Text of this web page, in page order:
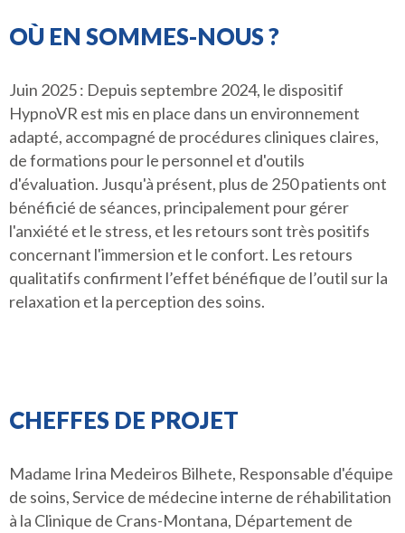
OÙ EN SOMMES-NOUS ?
Juin 2025 : Depuis septembre 2024, le dispositif
HypnoVR est mis en place dans un environnement
adapté, accompagné de procédures cliniques claires,
de formations pour le personnel et d'outils
d'évaluation. Jusqu'à présent, plus de 250 patients ont
bénéficié de séances, principalement pour gérer
l'anxiété et le stress, et les retours sont très positifs
concernant l'immersion et le confort. Les retours
qualitatifs confirment l’effet bénéfique de l’outil sur la
relaxation et la perception des soins.
CHEFFES DE PROJET
Madame Irina Medeiros Bilhete, Responsable d'équipe
de soins, Service de médecine interne de réhabilitation
à la Clinique de Crans-Montana, Département de